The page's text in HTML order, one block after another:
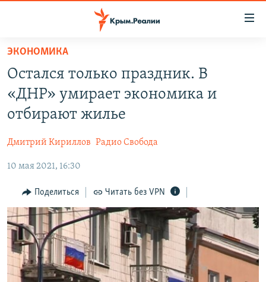
Вернуться
основному
содержанию
Вернутся
главной
навигации
Вернутся
поиску
ГРУЗ 200
11 ЛЕТ ОККУПАЦИИ КРЫМА. 11 ИСТОРИЙ СОПРОТИВЛЕНИЯ
ВОДА
ЕЩЕ
ИНТЕРАКТИВ
ИНФОГРАФИКА
ТЕЛЕПРОЕКТ КРЫМ.РЕАЛИИ
СОВЕТЫ ПРАВОЗАЩИТНИКОВ
ПРОПАВШИЕ БЕЗ ВЕСТИ
ПОБЕДИТЕЛЕЙ НЕ СУДЯТ?
РАДІО СВОБОДА
КАК ОБОЙТИ БЛОКИРОВКУ
Українською
Qırımtatar
ПРИСОЕДИНЯЙТЕСЬ!
ЭКОНОМИКА
Остался только праздник. В
«ДНР» умирает экономика и
отбирают жилье
Дмитрий Кириллов Радио Свобода
10 мая 2021, 16:30
Поделиться Читать без VPN